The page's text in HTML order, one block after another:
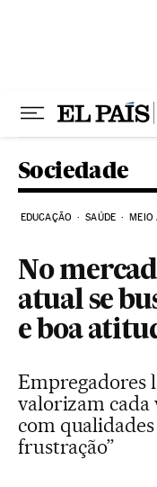
Sociedade
EDUCAÇÃO SAÚDE MEIO
No
atual se
e boa
Empregadores
valorizam cada
com
frustração”